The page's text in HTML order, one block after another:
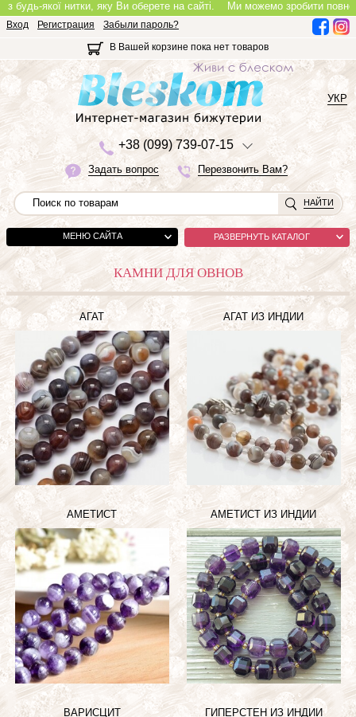
нитки, яку Ви оберете на сайті. Ми можемо зробити повноцінне
Вход Регистрация
Забыли пароль?
В Вашей корзине пока нет товаров
+38 (099) 739-07-15
Задать вопрос Перезвонить Вам?
УКР
НАЙТИ
МЕНЮ САЙТА РАЗВЕРНУТЬ КАТАЛОГ
КАМНИ ДЛЯ ОВНОВ
АГАТ АГАТ ИЗ ИНДИИ
АМЕТИСТ АМЕТИСТ ИЗ ИНДИИ
ВАРИСЦИТ ГИПЕРСТЕН ИЗ ИНДИИ